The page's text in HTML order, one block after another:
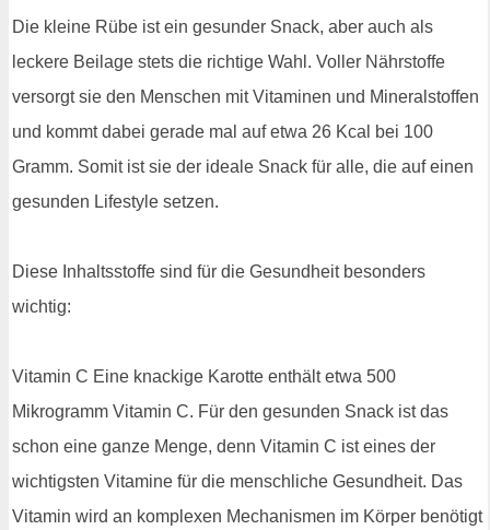
Die kleine Rübe ist ein gesunder Snack, aber auch als
leckere Beilage stets die richtige Wahl. Voller Nährstoffe
versorgt sie den Menschen mit Vitaminen und Mineralstoffen
und kommt dabei gerade mal auf etwa 26 Kcal bei 100
Gramm. Somit ist sie der ideale Snack für alle, die auf einen
gesunden Lifestyle setzen.
Diese Inhaltsstoffe sind für die Gesundheit besonders
wichtig:
Vitamin C Eine knackige Karotte enthält etwa 500
Mikrogramm Vitamin C. Für den gesunden Snack ist das
schon eine ganze Menge, denn Vitamin C ist eines der
wichtigsten Vitamine für die menschliche Gesundheit. Das
Vitamin wird an komplexen Mechanismen im Körper benötigt